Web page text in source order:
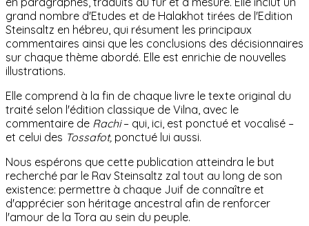
grand nombre d'Etudes et de Halakhot tirées de l'Edition
Steinsaltz en hébreu, qui résument les principaux
commentaires ainsi que les conclusions des décisionnaires
sur chaque thème abordé. Elle est enrichie de nouvelles
illustrations.
Elle comprend à la fin de chaque livre le texte original du
traité selon l'édition classique de Vilna, avec le
commentaire de Rachi– qui, ici, est ponctué et vocalisé –
et celui des Tossafot, ponctué lui aussi.
Nous espérons que cette publication atteindra le but
recherché par le Rav Steinsaltz zal tout au long de son
existence: permettre à chaque Juif de connaître et
d'apprécier son héritage ancestral afin de renforcer
l'amour de la Tora au sein du peuple.